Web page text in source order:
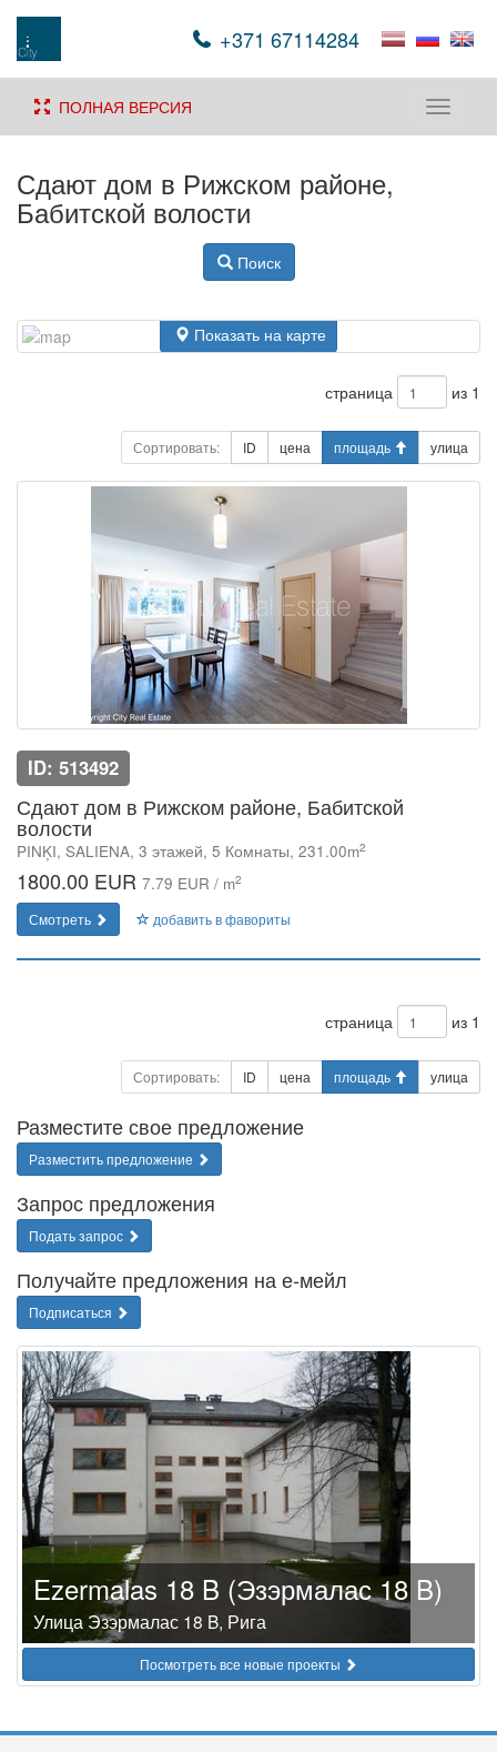
+371 67114284
Toggle
ПОЛНАЯ ВЕРСИЯ
Сдают дом в Рижском районе,
Бабитской волости
Поиск
Показать на карте
страница из 1
Сортировать: ID цена площадь улица
ID: 513492
Сдают дом в Рижском районе, Бабитской
волости
PINĶI, SALIENA, 3 этажей, 5 Комнаты, 231.00m2
1800.00 EUR 7.79 EUR / m2
Смотреть добавить в фавориты
страница из 1
Сортировать: ID цена площадь улица
Разместите свое предложение
Разместить предложение
Запрос предложения
Подать запрос
Получайте предложения на е-мейл
Подписаться
Ezermalas 18 B (Эзэрмалас 18 B)
Улица Эзэрмалас 18 B, Рига
Посмотреть все новые проекты